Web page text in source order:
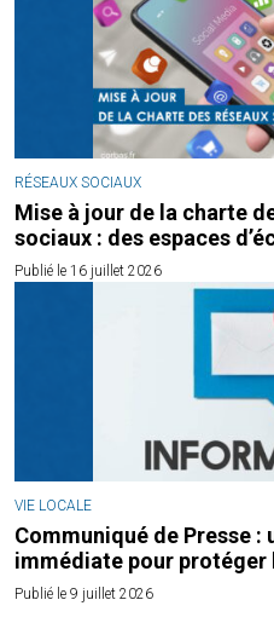
RÉSEAUX SOCIAUX
Mise à jour de la charte
sociaux : des espaces
Publié le 16 juillet 2026
VIE LOCALE
Communiqué de Presse :
immédiate pour protéger
Publié le 9 juillet 2026